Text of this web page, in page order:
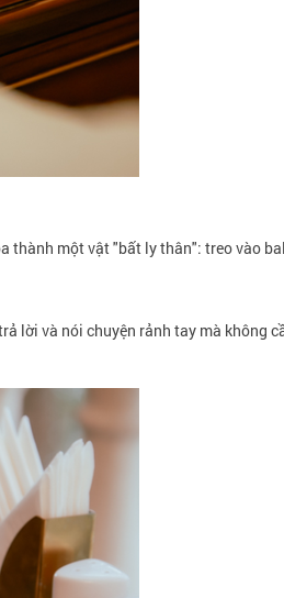
thành một vật "bất ly thân": treo vào
lời và nói chuyện rảnh tay mà không